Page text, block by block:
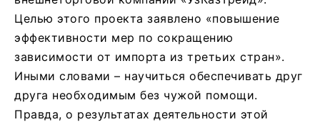
Целью этого проекта заявлено «повышение
эффективности мер по сокращению
зависимости от импорта из третьих стран».
Иными словами – научиться обеспечивать друг
друга необходимым без чужой помощи.
Правда, о результатах деятельности этой